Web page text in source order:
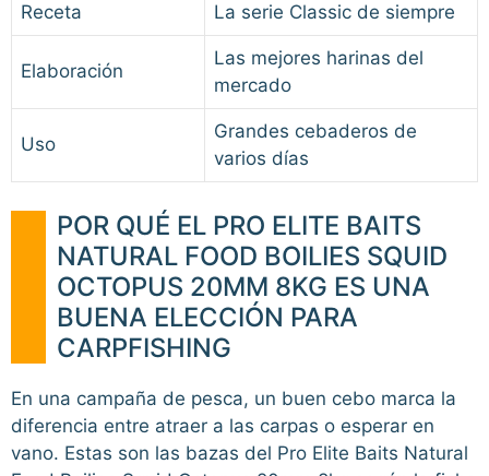
Receta La serie Classic de siempre
Elaboración
Las mejores harinas del
mercado
Uso
Grandes cebaderos de
varios días
POR QUÉ EL PRO ELITE BAITS
NATURAL FOOD BOILIES SQUID
OCTOPUS 20MM 8KG ES UNA
BUENA ELECCIÓN PARA
CARPFISHING
En una campaña de pesca, un buen cebo marca la
diferencia entre atraer a las carpas o esperar en
vano. Estas son las bazas del Pro Elite Baits Natural